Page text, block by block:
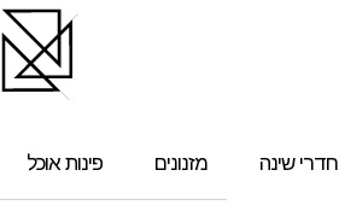
חדרי שינה מזנונים פינות אוכל